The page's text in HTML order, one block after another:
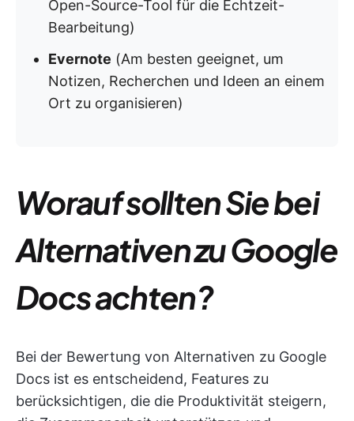
Open-Source-Tool für die Echtzeit-
Bearbeitung)
Evernote (Am besten geeignet, um
Notizen, Recherchen und Ideen an einem
Ort zu organisieren)
Worauf sollten Sie bei
Alternativen zu Google
Docs achten?
Bei der Bewertung von Alternativen zu Google
Docs ist es entscheidend, Features zu
berücksichtigen, die die Produktivität steigern,